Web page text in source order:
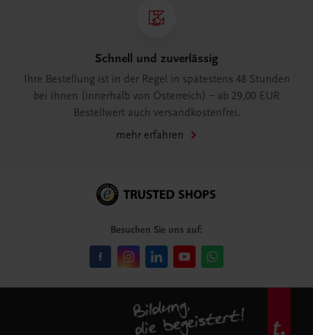
Schnell und zuverlässig
Ihre Bestellung ist in der Regel in spätestens 48 Stunden
bei Ihnen (innerhalb von Österreich) – ab 29,00 EUR
Bestellwert auch versandkostenfrei.
mehr erfahren
Besuchen Sie uns auf: